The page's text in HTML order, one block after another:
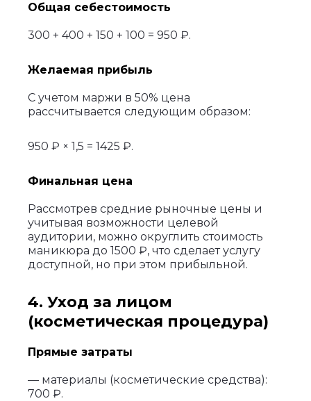
Общая себестоимость
300 + 400 + 150 + 100 = 950 ₽.
Желаемая прибыль
С учетом маржи в 50% цена
рассчитывается следующим образом:
950 ₽ × 1,5 = 1425 ₽.
Финальная цена
Рассмотрев средние рыночные цены и
учитывая возможности целевой
аудитории, можно округлить стоимость
маникюра до 1500 ₽, что сделает услугу
доступной, но при этом прибыльной.
4. Уход за лицом
(косметическая процедура)
Прямые затраты
— материалы (косметические средства):
700 ₽.